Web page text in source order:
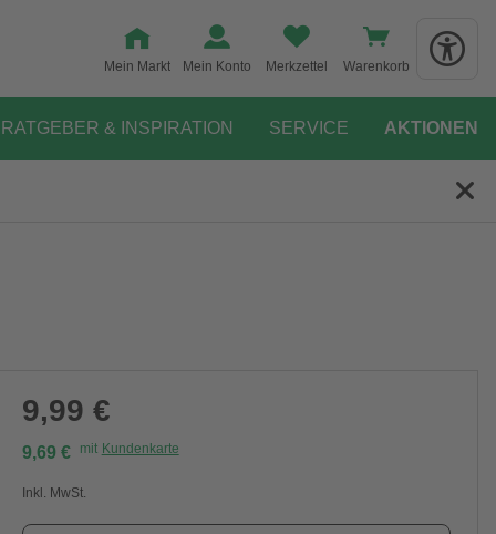
Mein Markt Mein Konto Merkzettel Warenkorb
RATGEBER & INSPIRATION SERVICE AKTIONEN
9,99 €
9,69 € mit Kundenkarte
Inkl. MwSt.